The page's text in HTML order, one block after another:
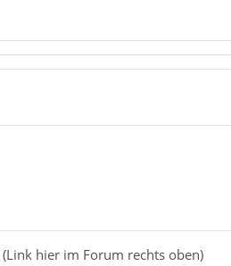
hier im Forum rechts oben)